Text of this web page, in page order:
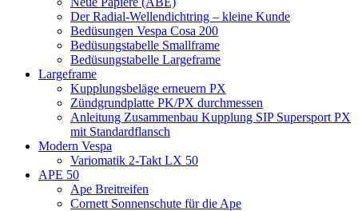
Der Radial-Wellendichtring – kleine Kunde
Bedüsungen Vespa Cosa 200
Bedüsungstabelle Smallframe
Bedüsungstabelle Largeframe
Largeframe
Kupplungsbeläge erneuern PX
Zündgrundplatte PK/PX durchmessen
Anleitung Zusammenbau Kupplung SIP Supersport PX
mit Standardflansch
Modern Vespa
Variomatik 2-Takt LX 50
APE 50
Ape Breitreifen
Cornett Sonnenschute für die Ape